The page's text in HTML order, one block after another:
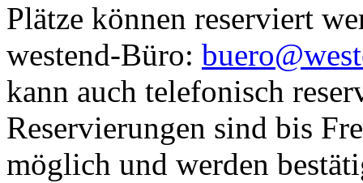
Plätze können reserviert
westend-Büro:
kann auch telefonisch
Reservierungen sind bis
möglich und werden